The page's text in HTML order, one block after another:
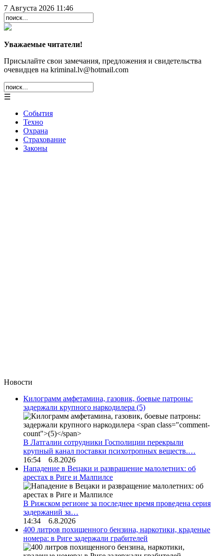
7 Августа 2026 11:46
Уважаемые читатели!
Присылайте свои замечания, предложения и свидетельства
очевидцев на kriminal.lv@hotmail.com
☰
События
Техно
Охрана
Страхование
Законы
Новости
Килограмм амфетамина, газовик, боевые патроны:
задержали крупного наркодилера (5)
В Латгалии сотрудники Госполиции перекрыли
крупный канал поставки психотропных веществ.…
16:54 6.8.2026
Нападение в Вецаки и развращение малолетних: об
арестах в Риге и Малпилсе
В Рижском регионе за последнее время проведена серия
задержаний за…
14:34 6.8.2026
400 литров похищенного бензина, наркотики, краденые
номера: в Риге задержали грабителей